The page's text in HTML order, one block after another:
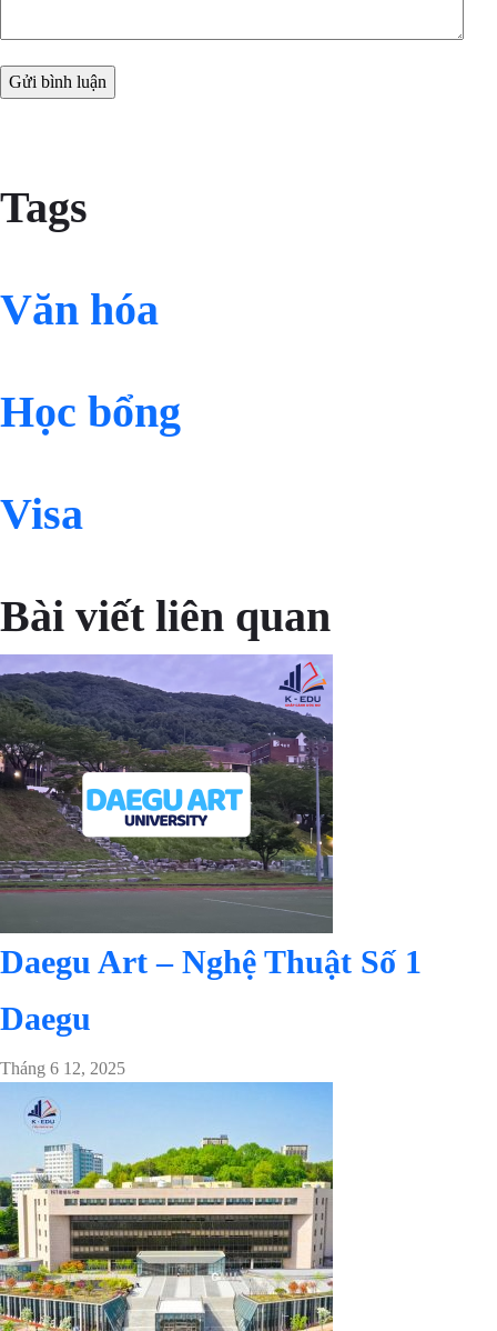
Tags
Văn hóa
Học bổng
Visa
Bài viết liên quan
Daegu Art – Nghệ Thuật Số 1
Daegu
Tháng 6 12, 2025